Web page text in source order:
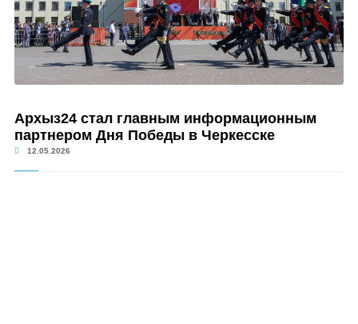
Архыз24 стал главным информационным
партнером Дня Победы в Черкесске
12.05.2026